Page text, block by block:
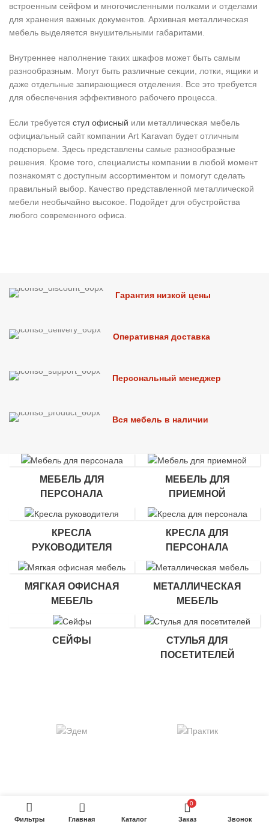
встроенным сейфом и многочисленными полками и отделами
для хранения важных документов. Архивная металлическая
мебель выделяется внушительными габаритами.
Внутреннее наполнение таких шкафов может быть самым
разнообразным. Могут быть различные секции, лотки, ящики и
даже отдельные запирающиеся отделения. Все это требуется
для обеспечения эффективного рабочего процесса.
Если требуется стул офисный или металлическая мебель
официальный сайт компании Art Karavan будет отличным
подспорьем. Здесь представлены самые разнообразные
решения. Кроме того, специалисты компании в любой момент
познакомят с доступным ассортиментом и помогут сделать
правильный выбор. Качество представленной металлической
мебели необычайно высокое. Подойдет для обустройства
любого современного офиса.
Гарантия низкой цены
Оперативная доставка
Персональный менеджер
Вся мебель в наличии
МЕБЕЛЬ ДЛЯ
ПЕРСОНАЛА
МЕБЕЛЬ ДЛЯ
ПРИЕМНОЙ
КРЕСЛА
РУКОВОДИТЕЛЯ
КРЕСЛА ДЛЯ
ПЕРСОНАЛА
МЯГКАЯ ОФИСНАЯ
МЕБЕЛЬ
МЕТАЛЛИЧЕСКАЯ
МЕБЕЛЬ
СЕЙФЫ
СТУЛЬЯ ДЛЯ
ПОСЕТИТЕЛЕЙ
Фильтры Главная Каталог
0
Заказ Звонок